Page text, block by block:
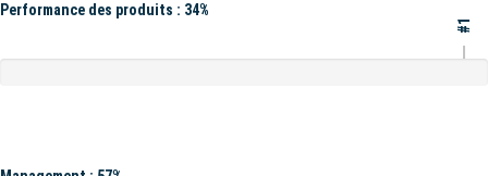
Performance des produits : 34%
#1